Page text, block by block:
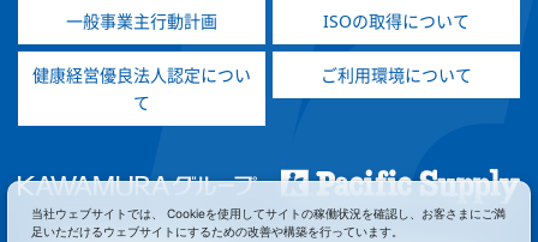
一般事業主行動計画 ISOの取得について
健康経営優良法人認定につい
て
ご利用環境について
当社ウェブサイトでは、 Cookieを使用してサイトの稼働状況を確認し、お客さまにご満
足いただけるウェブサイトにするための改善や構築を行っています。